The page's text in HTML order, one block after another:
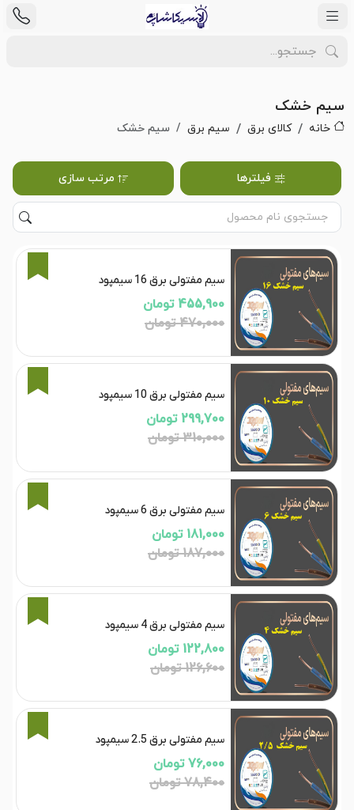
سیم خشک
خانه کالای برق سیم برق سیم خشک
فیلترها مرتب سازی
3%
سیم مفتولی برق 16 سیمپود
455,900 تومان
470,000 تومان
3%
سیم مفتولی برق 10 سیمپود
299,700 تومان
310,000 تومان
3%
سیم مفتولی برق 6 سیمپود
181,000 تومان
187,000 تومان
3%
سیم مفتولی برق 4 سیمپود
122,800 تومان
126,600 تومان
3%
سیم مفتولی برق 2.5 سیمپود
76,000 تومان
78,400 تومان